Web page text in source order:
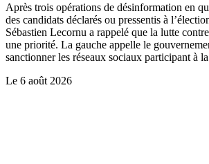
Après trois opérations de désinformation en
des candidats déclarés ou pressentis à
Sébastien Lecornu a rappelé que la lutte
une priorité. La gauche appelle le
sanctionner les réseaux sociaux participant à
Le 6 août 2026